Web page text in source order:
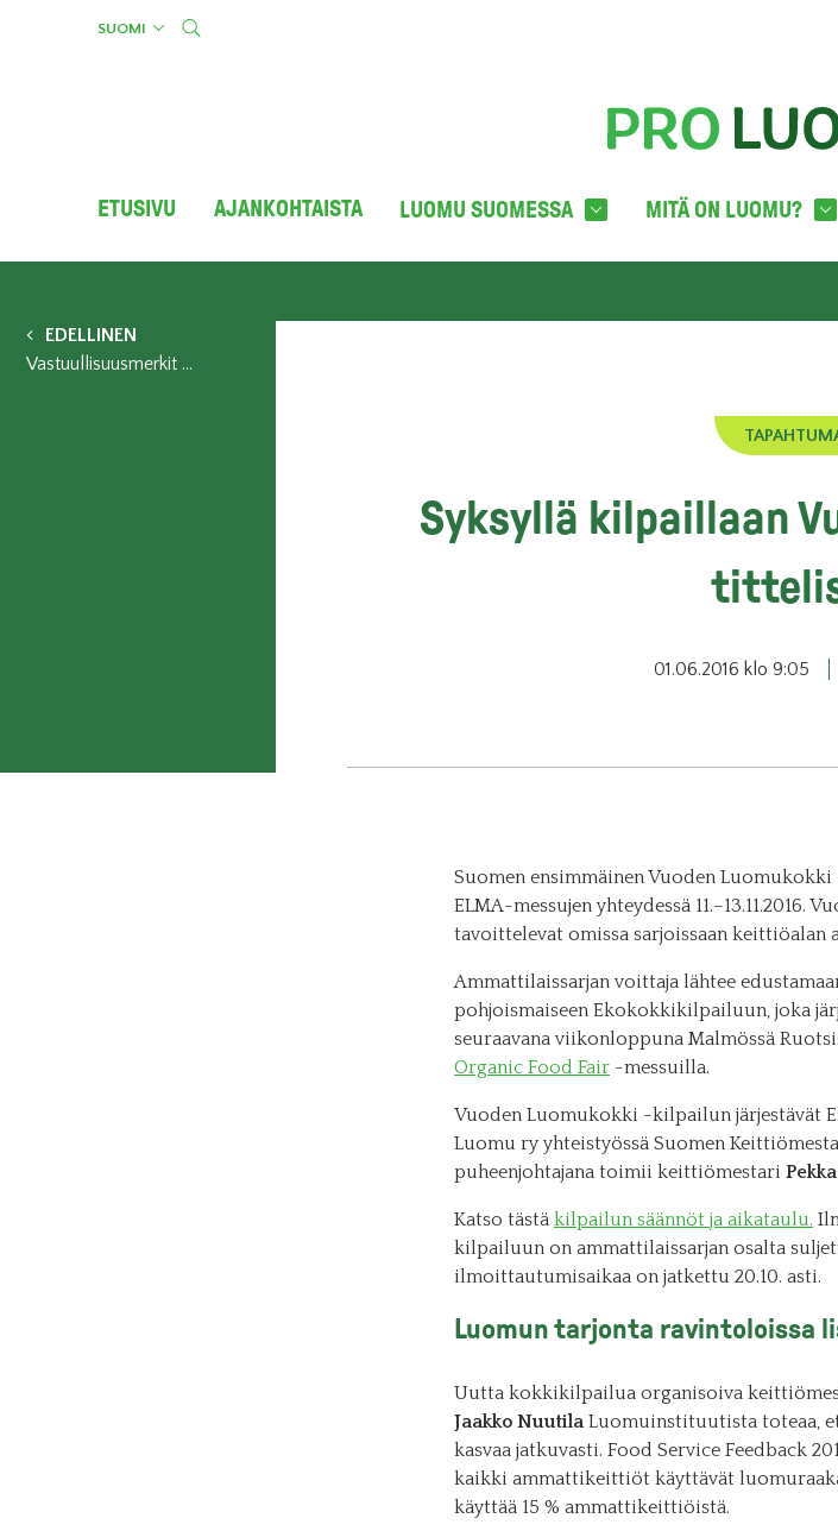
SUOMI
ETUSIVU AJANKOHTAISTA LUOMU SUOMESSA MITÄ ON LUOMU?
EDELLINEN
Vastuullisuusmerkit haastavat kunnat lisäämään kestäviä hankintoja
Syksyllä kilpaillaan
01.06.2016 klo 9:05
Suomen ensimmäinen Vuoden
ELMA-messujen yhteydessä 11.–13.11.2016.
tavoittelevat omissa sarjoissaan keittiöalan
Ammattilaissarjan voittaja lähtee
pohjoismaiseen Ekokokkikilpailuun, joka
seuraavana viikonloppuna Malmössä
Organic Food Fair -messuilla.
Vuoden Luomukokki -kilpailun järjestävät
Luomu ry yhteistyössä Suomen
puheenjohtajana toimii keittiömestari
Katso tästä kilpailun säännöt ja aikataulu.
kilpailuun on ammattilaissarjan osalta
ilmoittautumisaikaa on jatkettu 20.10. asti.
Luomun tarjonta ravintoloissa
Uutta kokkikilpailua organisoiva
Jaakko Nuutila Luomuinstituutista toteaa,
kasvaa jatkuvasti. Food Service Feedback
kaikki ammattikeittiöt käyttävät
käyttää 15 % ammattikeittiöistä.